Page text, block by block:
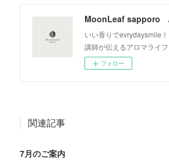
いい香りでevrydaysmile
講師が伝えるアロマライ
フォロー
関連記事
7月のご案内